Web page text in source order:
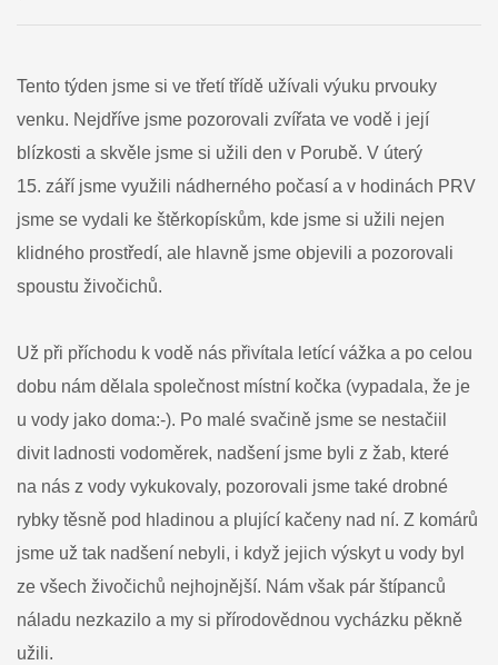
Pozorování
přírodě
a
na
farmu
Tento týden jsme si ve třetí třídě užívali výuku prvouky
venku. Nejdříve jsme pozorovali zvířata ve vodě i její
blízkosti a skvěle jsme si užili den v Porubě. V úterý
15. září jsme využili nádherného počasí a v hodinách PRV
jsme se vydali ke štěrkopískům, kde jsme si užili nejen
klidného prostředí, ale hlavně jsme objevili a pozorovali
spoustu živočichů.
Už při příchodu k vodě nás přivítala letící vážka a po celou
dobu nám dělala společnost místní kočka (vypadala, že je
u vody jako doma:-). Po malé svačině jsme se nestačiil
divit ladnosti vodoměrek, nadšení jsme byli z žab, které
na nás z vody vykukovaly, pozorovali jsme také drobné
rybky těsně pod hladinou a plující kačeny nad ní. Z komárů
jsme už tak nadšení nebyli, i když jejich výskyt u vody byl
ze všech živočichů nejhojnější. Nám však pár štípanců
náladu nezkazilo a my si přírodovědnou vycházku pěkně
užili.